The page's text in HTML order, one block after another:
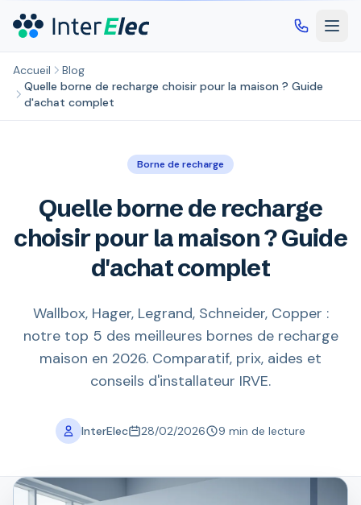
Accueil
Blog
Quelle borne de recharge choisir pour la maison ? Guide
d'achat complet
Borne de recharge
Quelle borne de recharge
choisir pour la maison ? Guide
d'achat complet
Wallbox, Hager, Legrand, Schneider, Copper :
notre top 5 des meilleures bornes de recharge
maison en 2026. Comparatif, prix, aides et
conseils d'installateur IRVE.
InterElec 28/02/2026 9 min de lecture